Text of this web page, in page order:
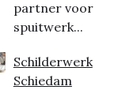
partner voor
spuitwerk...
Schilderwerk
Schiedam